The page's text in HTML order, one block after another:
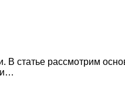
статье рассмотрим
и…